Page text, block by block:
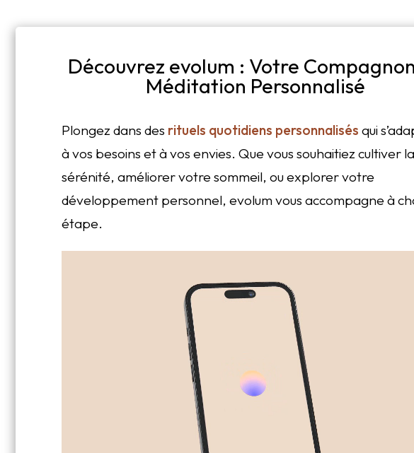
Découvrez evolum : Votre
Méditation Personnalisé
Plongez dans des rituels quotidiens personnalisés qui
à vos besoins et à vos envies. Que vous souhaitiez cultiver la
sérénité, améliorer votre sommeil, ou explorer votre
développement personnel, evolum vous accompagne à
étape.